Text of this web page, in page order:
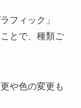
フィック」
とで、種類ご
や色の変更も